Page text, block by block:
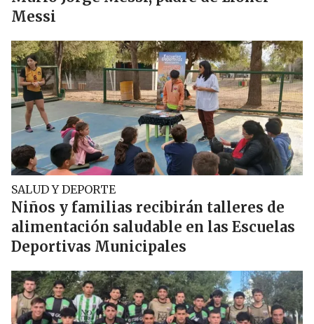
Messi
SALUD Y DEPORTE
Niños y familias recibirán talleres de
alimentación saludable en las Escuelas
Deportivas Municipales